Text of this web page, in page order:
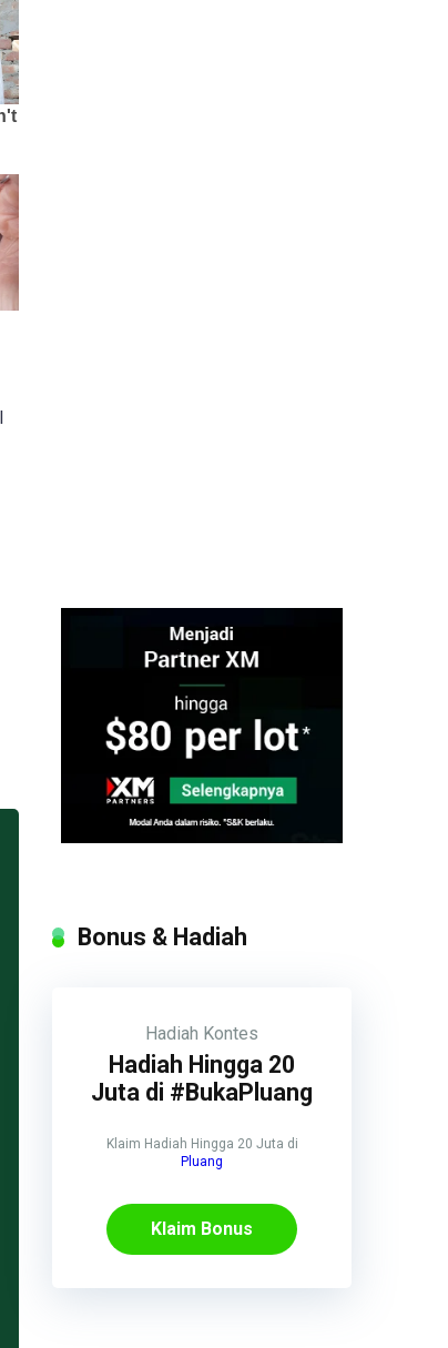
Bonus & Hadiah
Hadiah Kontes
Hadiah Hingga 20
Juta di #BukaPluang
Klaim Hadiah Hingga 20 Juta di
Pluang
Klaim Bonus